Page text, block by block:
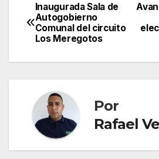
Navegación
de
entradas
Inaugurada Sala de
Autogobierno
Comunal del circuito
Los Meregotos
Por
Rafael